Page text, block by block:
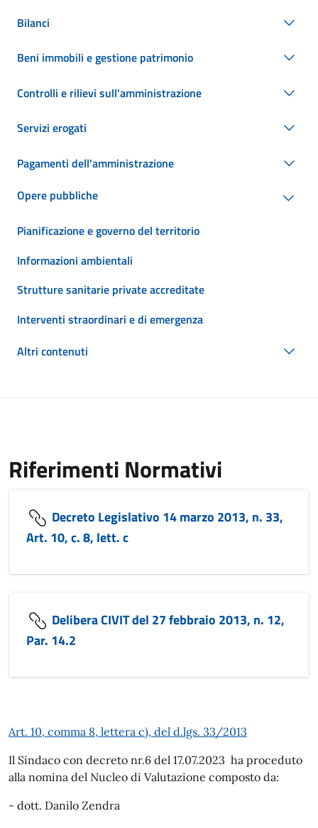
Bilanci
Beni immobili e gestione patrimonio
Controlli e rilievi sull'amministrazione
Servizi erogati
Pagamenti dell'amministrazione
Opere pubbliche
Pianificazione e governo del territorio
Informazioni ambientali
Strutture sanitarie private accreditate
Interventi straordinari e di emergenza
Altri contenuti
Riferimenti Normativi
Decreto Legislativo 14 marzo 2013, n. 33,
Art. 10, c. 8, lett. c
Delibera CIVIT del 27 febbraio 2013, n. 12,
Par. 14.2
Art. 10, comma 8, lettera c), del d.lgs. 33/2013
Il Sindaco con decreto nr.6 del 17.07.2023 ha proceduto
alla nomina del Nucleo di Valutazione composto da:
- dott. Danilo Zendra